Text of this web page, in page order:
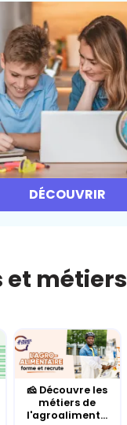
DÉCOUVRIR
et métiers
🧀 Découvre les
métiers de
l'agroaliment...